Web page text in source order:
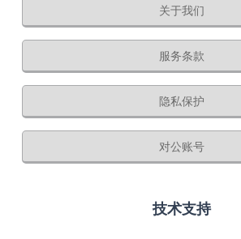
关于我们
服务条款
隐私保护
对公账号
技术支持